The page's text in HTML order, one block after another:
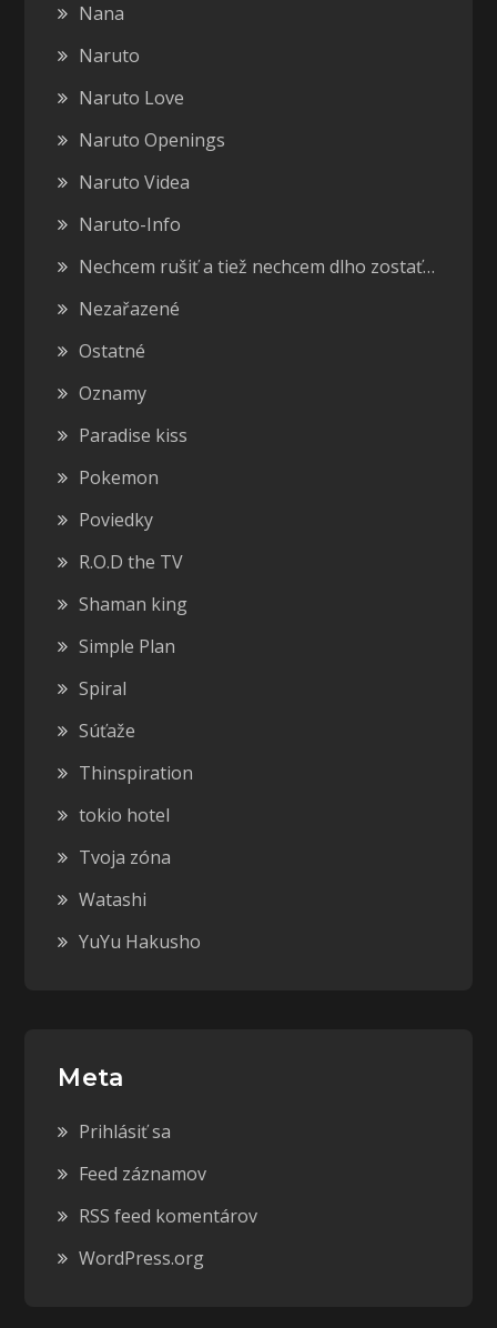
Nana
Naruto
Naruto Love
Naruto Openings
Naruto Videa
Naruto-Info
Nechcem rušiť a tiež nechcem dlho zostať…
Nezařazené
Ostatné
Oznamy
Paradise kiss
Pokemon
Poviedky
R.O.D the TV
Shaman king
Simple Plan
Spiral
Súťaže
Thinspiration
tokio hotel
Tvoja zóna
Watashi
YuYu Hakusho
Meta
Prihlásiť sa
Feed záznamov
RSS feed komentárov
WordPress.org